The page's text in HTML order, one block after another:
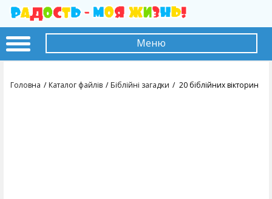
Меню
Головна Каталог файлів Біблійні загадки 20 біблійних вікторин